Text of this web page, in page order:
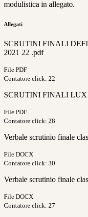
modulistica in allegato.
Allegati
SCRUTINI FINALI
2021 22 .pdf
File PDF
Contatore click: 22
SCRUTINI FINALI LUX
File PDF
Contatore click: 28
Verbale scrutinio finale
File DOCX
Contatore click: 30
Verbale scrutinio finale
File DOCX
Contatore click: 27